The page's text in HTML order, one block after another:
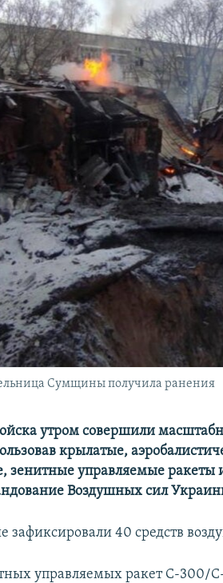
Сумщины получила ранения
утром совершили
крылатые,
зенитные управляемые ракеты
Воздушных сил
зафиксировали 40 средств
управляемых ракет С-300/